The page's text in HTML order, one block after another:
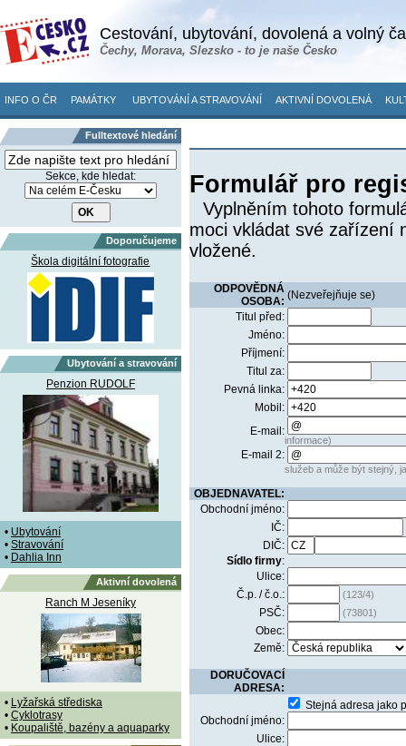
Cestování, ubytování, dovolená a volný
Čechy, Morava, Slezsko - to je naše Česko
INFO O ČR PAMÁTKY UBYTOVÁNÍ A STRAVOVÁNÍ AKTIVNÍ DOVOLENÁ
Fulltextové hledání
Sekce, kde hledat:
Doporučujeme
Škola digitální fotografie
Ubytování a stravování
Penzion RUDOLF
• Ubytování
• Stravování
• Dahlia Inn
Aktivní dovolená
Ranch M Jeseníky
• Lyžařská střediska
• Cyklotrasy
• Koupaliště, bazény a aquaparky
Formulář pro
Vyplněním tohoto
moci vkládat své zařízení
vložené.
ODPOVĚDNÁ
OSOBA: (Nezveřejňuje se)
Titul před:
Jméno:
Příjmení:
Titul za:
Pevná linka:
Mobil:
E-mail:
informace)
E-mail 2:
služeb a může být stejný,
OBJEDNAVATEL:
Obchodní jméno:
IČ:
DIČ:
Sídlo firmy:
Ulice:
Č.p. / č.o.:
(123/4)
PSČ: (73801)
Obec:
Země:
DORUČOVACÍ
ADRESA:
Stejná adresa jako
Obchodní jméno:
Ulice: